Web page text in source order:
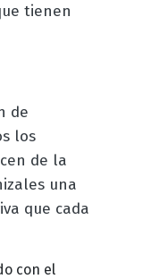
tienen
de
los
de la
una
que cada
con el